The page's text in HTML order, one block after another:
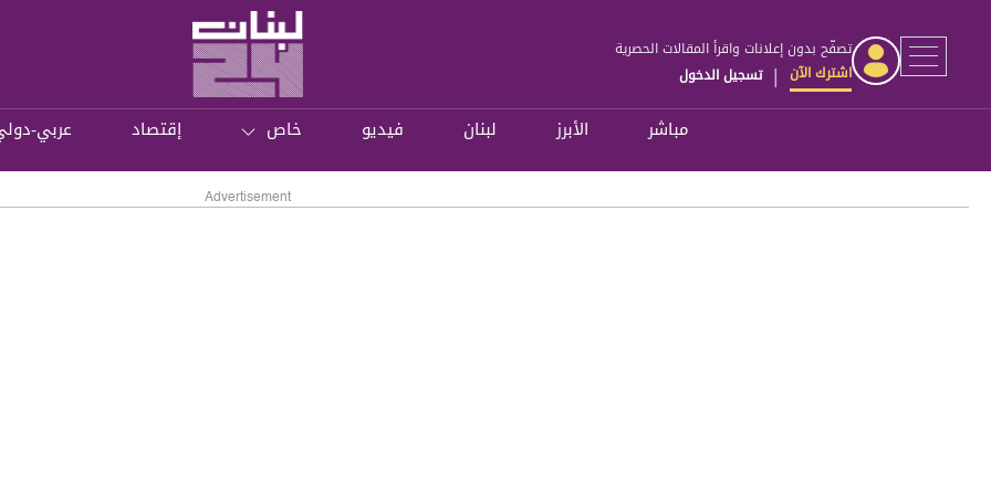
تصفّح بدون إعلانات واقرأ المقالات الحصرية
اشترك الآن | تسجيل الدخول
مباشر الأبرز لبنان فيديو خاص إقتصاد عربي-
Advertisement